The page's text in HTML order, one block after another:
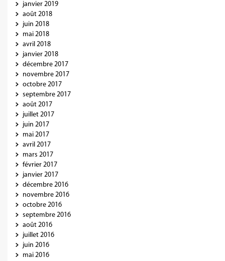
janvier 2019
août 2018
juin 2018
mai 2018
avril 2018
janvier 2018
décembre 2017
novembre 2017
octobre 2017
septembre 2017
août 2017
juillet 2017
juin 2017
mai 2017
avril 2017
mars 2017
février 2017
janvier 2017
décembre 2016
novembre 2016
octobre 2016
septembre 2016
août 2016
juillet 2016
juin 2016
mai 2016